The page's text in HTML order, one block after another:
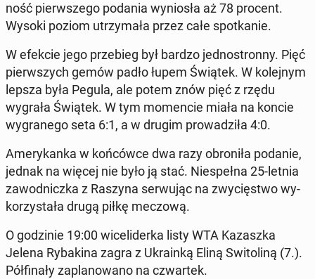
ność pierw­sze­go podania wy­nio­sła aż 78 procent.
Wysoki poziom utrzy­ma­ła przez całe spo­tka­nie.
W efekcie jego prze­bieg był bardzo jed­no­stron­ny. Pięć
pierw­szych gemów padło łupem Świątek. W ko­lej­nym
lepsza była Pegula, ale potem znów pięć z rzędu
wygrała Świątek. W tym mo­men­cie miała na koncie
wy­gra­ne­go seta 6:1, a w drugim pro­wa­dzi­ła 4:0.
Ame­ry­kan­ka w koń­ców­ce dwa razy obro­ni­ła podanie,
jednak na więcej nie było ją stać. Nie­speł­na 25-letnia
za­wod­nicz­ka z Raszyna ser­wu­jąc na zwy­cię­stwo wy­
ko­rzy­sta­ła drugą piłkę meczową.
O go­dzi­nie 19:00 wi­ce­li­der­ka listy WTA Ka­zasz­ka
Jelena Ry­ba­ki­na zagra z Ukra­in­ką Eliną Swi­to­li­ną (7.).
Pół­fi­na­ły za­pla­no­wa­no na czwar­tek.